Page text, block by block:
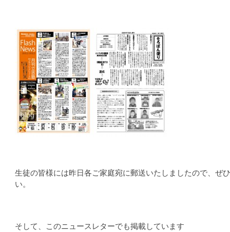
生徒の皆様には昨日各ご家庭宛に郵送いたしましたので、ぜ
い。
そして、このニュースレターでも掲載しています